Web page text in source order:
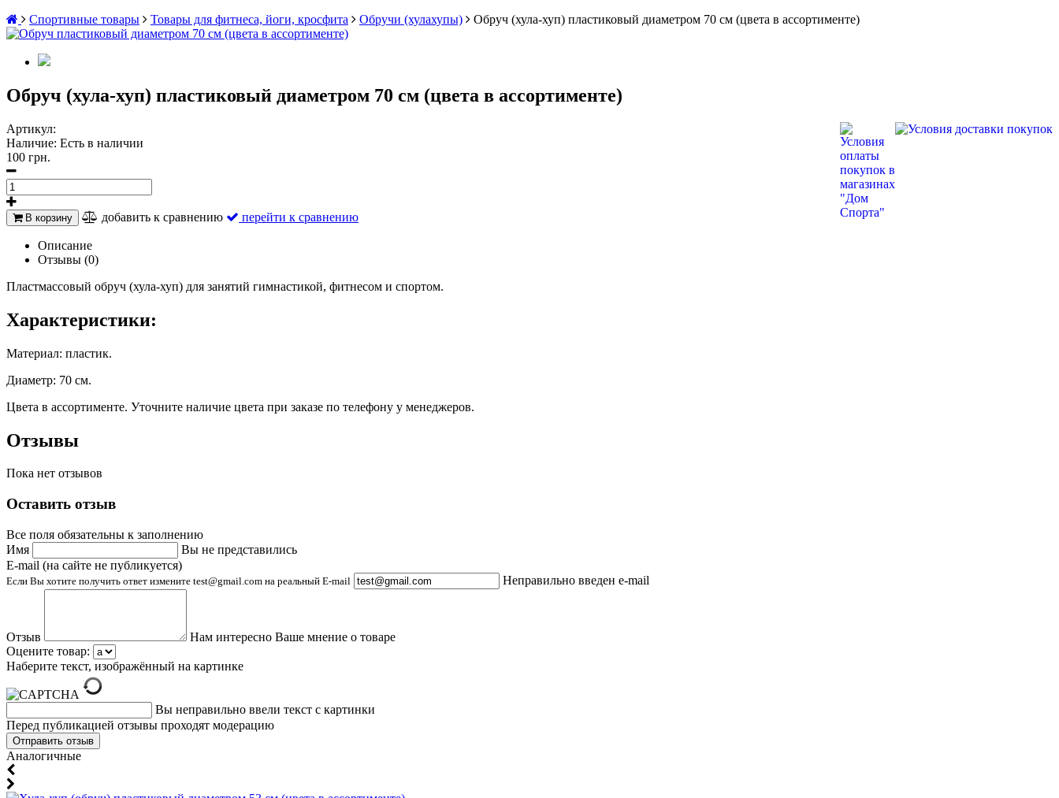
Спортивные товары
Товары для фитнеса, йоги, кросфита Обручи (хулахупы) Обруч (хула-хуп) пластиковый диаметром 70 см (цвета в ассортименте)
Обруч (хула-хуп) пластиковый диаметром 70 см (цвета в ассортименте)
Артикул:
Наличие: Есть в наличии
100 грн.
В корзину добавить к сравнению перейти к сравнению
Описание
Отзывы (0)
Пластмассовый обруч (хула-хуп) для занятий гимнастикой, фитнесом и спортом.
Характеристики:
Материал: пластик.
Диаметр: 70 см.
Цвета в ассортименте. Уточните наличие цвета при заказе по телефону у менеджеров.
Отзывы
Пока нет отзывов
Оставить отзыв
Все поля обязательны к заполнению
Имя
Вы не представились
E-mail (на сайте не публикуется)
Если Вы хотите получить ответ измените test@gmail.com на реальный E-mail Неправильно введен e-mail
Отзыв
Нам интересно Ваше мнение о товаре
Оцените товар:
Наберите текст, изображённый на картинке
Вы неправильно ввели текст с картинки
Перед публикацией отзывы проходят модерацию
Аналогичные